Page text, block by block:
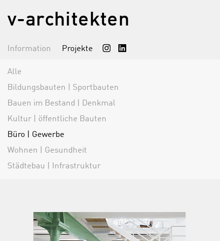
v-architekten
Information Projekte
Alle
Bildungsbauten | Sportbauten
Bauen im Bestand | Denkmal
Kultur | öffentliche Bauten
Büro | Gewerbe
Wohnen | Gesundheit
Städtebau | Infrastruktur